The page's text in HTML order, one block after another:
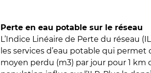
Perte en eau potable sur le réseau
L’Indice Linéaire de Perte du réseau
les services d’eau potable qui permet
moyen perdu (m3) par jour pour 1 km